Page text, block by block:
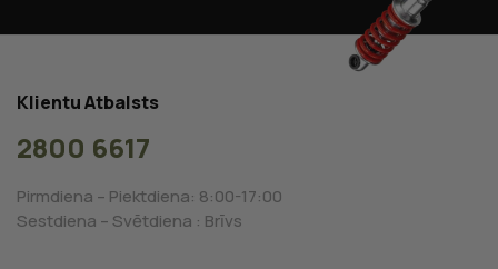
Klientu Atbalsts
2800 6617
Pirmdiena – Piektdiena: 8:00-17:00
Sestdiena – Svētdiena : Brīvs